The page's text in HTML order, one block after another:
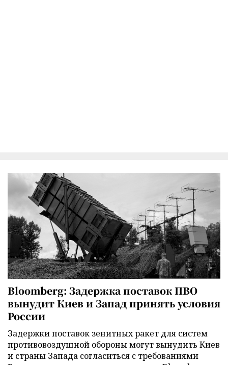
Bloomberg: Задержка поставок ПВО
вынудит Киев и Запад принять условия
России
Задержки поставок зенитных ракет для систем
противовоздушной обороны могут вынудить Киев
и страны Запада согласиться с требованиями